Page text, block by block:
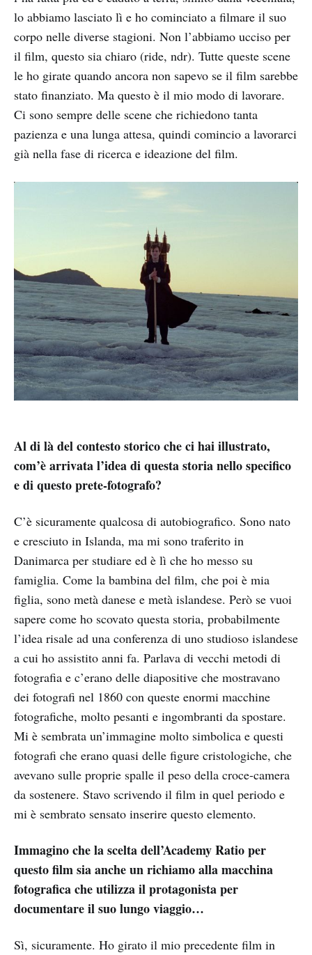
lo abbiamo lasciato lì e ho cominciato a filmare il suo
corpo nelle diverse stagioni. Non l’abbiamo ucciso per
il film, questo sia chiaro (ride, ndr). Tutte queste scene
le ho girate quando ancora non sapevo se il film sarebbe
stato finanziato. Ma questo è il mio modo di lavorare.
Ci sono sempre delle scene che richiedono tanta
pazienza e una lunga attesa, quindi comincio a lavorarci
già nella fase di ricerca e ideazione del film.
Al di là del contesto storico che ci hai illustrato,
com’è arrivata l’idea di questa storia nello specifico
e di questo prete-fotografo?
C’è sicuramente qualcosa di autobiografico. Sono nato
e cresciuto in Islanda, ma mi sono traferito in
Danimarca per studiare ed è lì che ho messo su
famiglia. Come la bambina del film, che poi è mia
figlia, sono metà danese e metà islandese. Però se vuoi
sapere come ho scovato questa storia, probabilmente
l’idea risale ad una conferenza di uno studioso islandese
a cui ho assistito anni fa. Parlava di vecchi metodi di
fotografia e c’erano delle diapositive che mostravano
dei fotografi nel 1860 con queste enormi macchine
fotografiche, molto pesanti e ingombranti da spostare.
Mi è sembrata un’immagine molto simbolica e questi
fotografi che erano quasi delle figure cristologiche, che
avevano sulle proprie spalle il peso della croce-camera
da sostenere. Stavo scrivendo il film in quel periodo e
mi è sembrato sensato inserire questo elemento.
Immagino che la scelta dell’Academy Ratio per
questo film sia anche un richiamo alla macchina
fotografica che utilizza il protagonista per
documentare il suo lungo viaggio…
Sì, sicuramente. Ho girato il mio precedente film in